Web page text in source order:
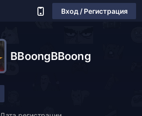
Вход / Регистрация
BBoongBBoong